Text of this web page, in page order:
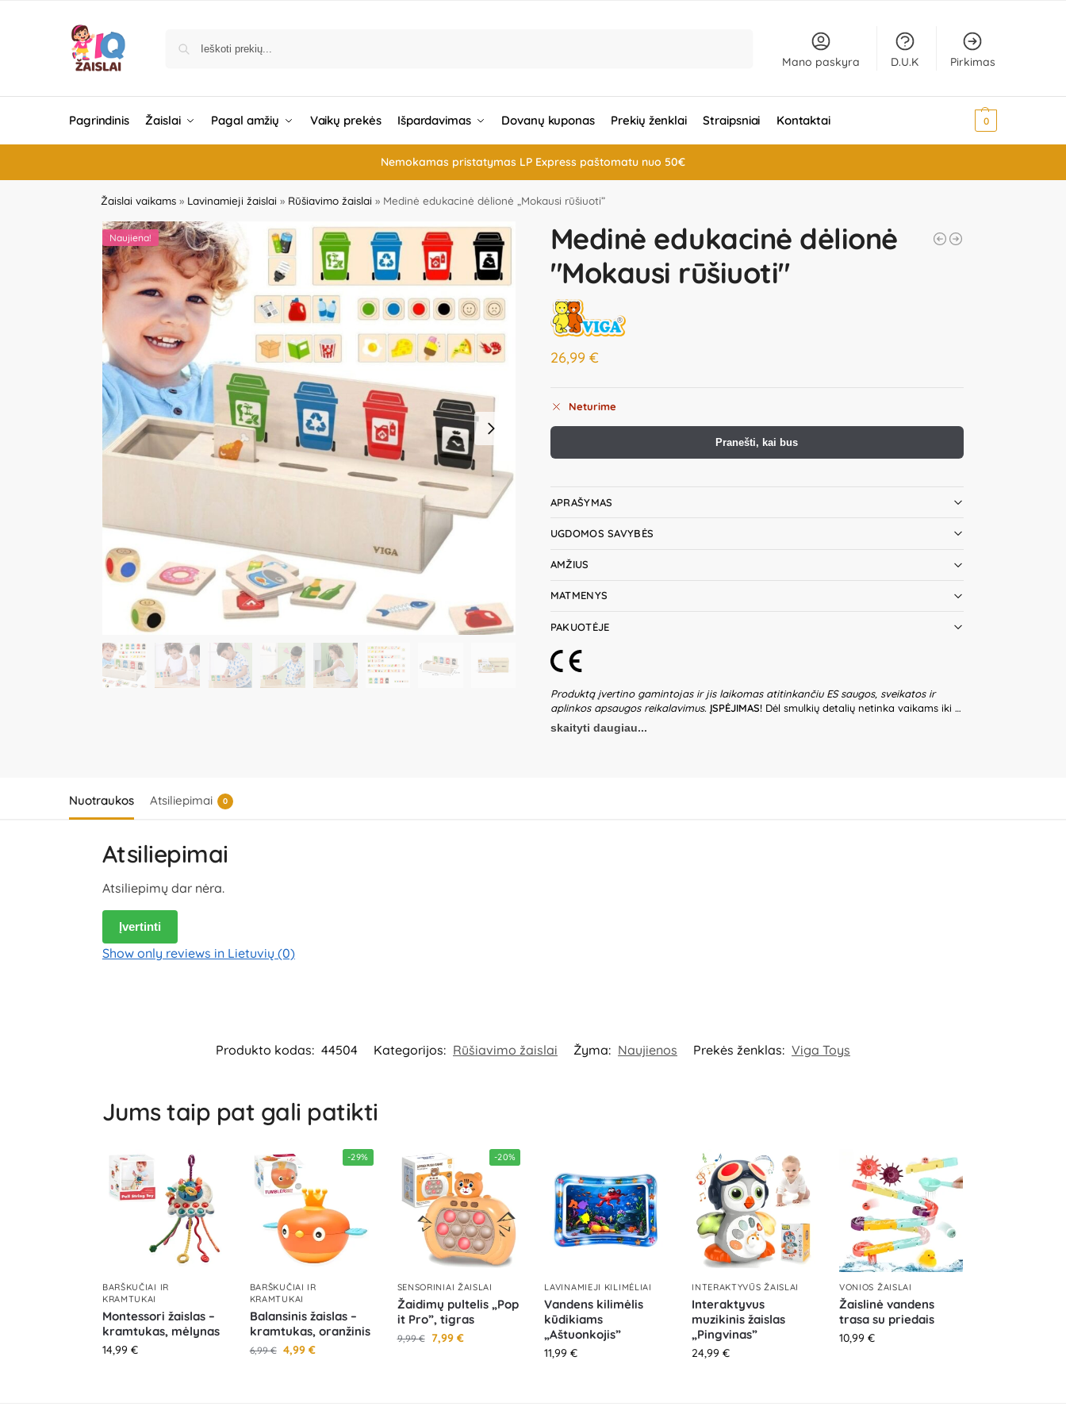
Mano paskyra D.U.K Pirkimas
Pagrindinis Žaislai Pagal amžių Vaikų prekės Išpardavimas Dovanų kuponas Prekių ženklai Straipsniai Kontaktai 0
Nemokamas pristatymas LP Express paštomatu nuo 50€
Žaislai vaikams » Lavinamieji žaislai » Rūšiavimo žaislai » Medinė edukacinė dėlionė „Mokausi rūšiuoti”
Naujiena!
Medinė edukacinė dėlionė
"Mokausi rūšiuoti"
26,99 €
Neturime
Pranešti, kai bus
APRAŠYMAS
UGDOMOS SAVYBĖS
AMŽIUS
MATMENYS
PAKUOTĖJE
Produktą įvertino gamintojas ir jis laikomas atitinkančiu ES saugos, sveikatos ir
aplinkos apsaugos reikalavimus. ĮSPĖJIMAS!Dėl smulkių detalių netinka vaikams iki 3
metų amžiaus. Nepalikite žaidžiančių vaikų be suaugusiųjų priežiūros. Prieš
naudodami žaislą patikrinkite žaislo ir detalių būklę. Nenaudokite žaislo, jeigu kuri
skaityti daugiau...
Nuotraukos Atsiliepimai 0
Atsiliepimai
Atsiliepimų dar nėra.
Įvertinti
Show only reviews in Lietuvių (0)
Produkto kodas: 44504 Kategorijos: Rūšiavimo žaislai Žyma: Naujienos Prekės ženklas: Viga Toys
Jums taip pat gali patikti
BARŠKUČIAI IR
KRAMTUKAI
Montessori žaislas –
kramtukas, mėlynas
14,99 €
-29%
BARŠKUČIAI IR
KRAMTUKAI
Balansinis žaislas –
kramtukas, oranžinis
6,99€ 4,99 €
-20%
SENSORINIAI ŽAISLAI
Žaidimų pultelis „Pop
it Pro”, tigras
9,99€ 7,99 €
LAVINAMIEJI KILIMĖLIAI
Vandens kilimėlis
kūdikiams
„Aštuonkojis”
11,99€
INTERAKTYVŪS ŽAISLAI
Interaktyvus
muzikinis žaislas
„Pingvinas”
24,99€
VONIOS ŽAISLAI
Žaislinė vandens
trasa su priedais
10,99 €